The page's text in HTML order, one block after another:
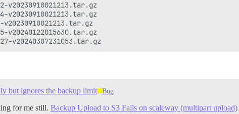
v20230910021213.tar.gz
v20230910021213.tar.gz
v20240122015630.tar.gz
but ignores the backup limit Bug
for me still. Backup Upload to S3 Fails on scaleway (multipart upload)